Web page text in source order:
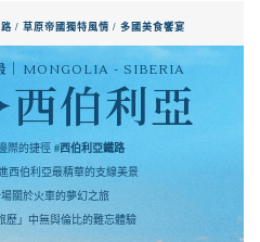
/ 草原帝國獨特風情 / 多國美食饗宴
│ MONGOLIA - SIBERIA
伯利亞
際的捷徑 #西伯利亞鐵路
西伯利亞最精華的支線美景
關於火車的夢幻之旅
歷」中無與倫比的難忘體驗